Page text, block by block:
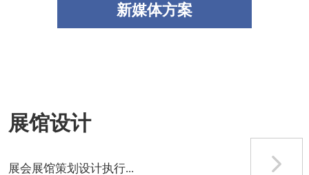
新媒体方案
展馆设计
展会展馆策划设计执行...